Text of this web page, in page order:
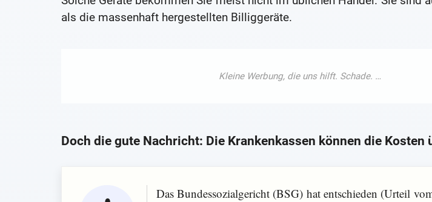
als die massenhaft hergestellten Billiggeräte.
Doch die gute Nachricht: Die Krankenkassen können die Kosten
Das Bundessozialgericht (BSG) hat entschieden (Urteil